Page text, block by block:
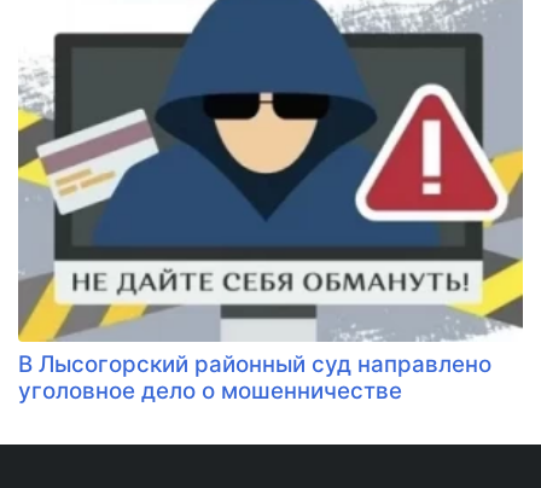
В Лысогорский районный суд направлено
уголовное дело о мошенничестве